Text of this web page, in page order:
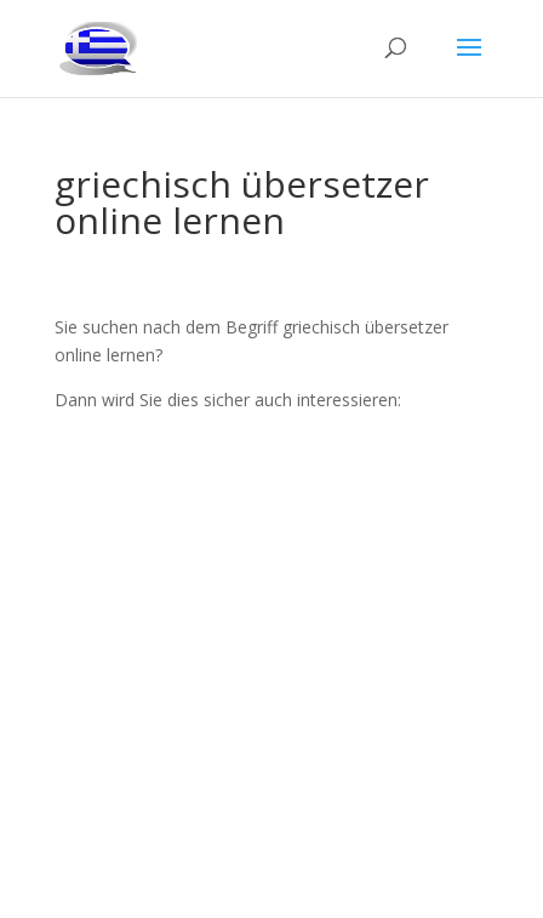
griechisch übersetzer
online lernen
Sie suchen nach dem Begriff griechisch übersetzer
online lernen?
Dann wird Sie dies sicher auch interessieren: